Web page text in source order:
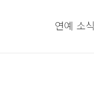
연예 소식